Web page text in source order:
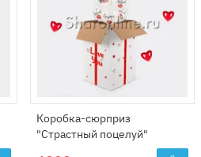
Коробка-сюрприз
"Страстный поцелуй"